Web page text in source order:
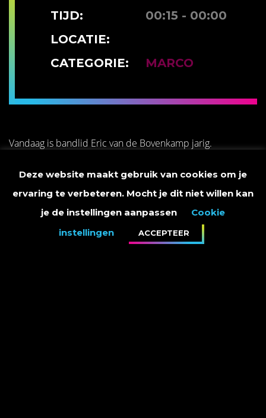
TIJD:
00:15 - 00:00
LOCATIE:
CATEGORIE:
MARCO
Vandaag is bandlid Eric van de Bovenkamp jarig.
Deze website maakt gebruik van cookies om je
ervaring te verbeteren. Mocht je dit niet willen kan
je de instellingen aanpassen
Cookie
instellingen
ACCEPTEER